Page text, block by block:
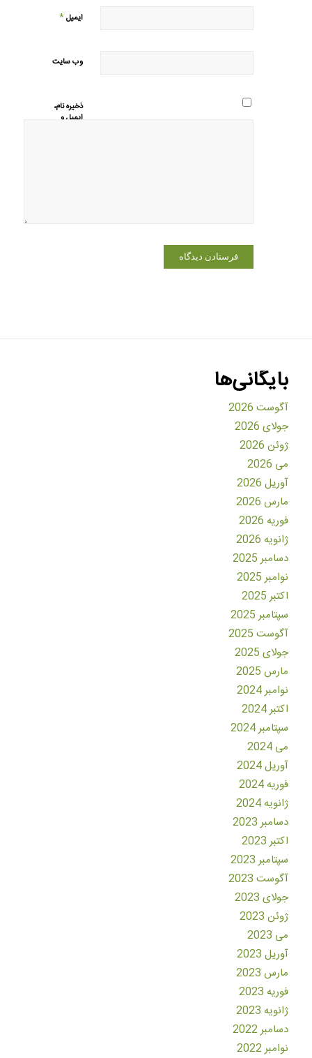
ایمیل*
وب‌ سایت
ذخیره نام،
ایمیل و
بایگانی‌ها
آگوست 2026
جولای 2026
ژوئن 2026
می 2026
آوریل 2026
مارس 2026
فوریه 2026
ژانویه 2026
دسامبر 2025
نوامبر 2025
اکتبر 2025
سپتامبر 2025
آگوست 2025
جولای 2025
مارس 2025
نوامبر 2024
اکتبر 2024
سپتامبر 2024
می 2024
آوریل 2024
فوریه 2024
ژانویه 2024
دسامبر 2023
اکتبر 2023
سپتامبر 2023
آگوست 2023
جولای 2023
ژوئن 2023
می 2023
آوریل 2023
مارس 2023
فوریه 2023
ژانویه 2023
دسامبر 2022
نوامبر 2022